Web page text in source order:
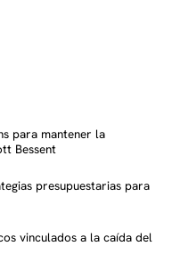
para mantener la
Bessent
presupuestarias para
vinculados a la caída del